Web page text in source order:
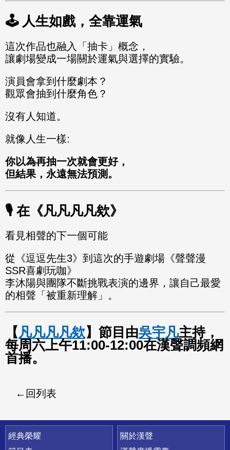
🕹️ 人生如戲，全靠運氣
這次作品也融入「抽卡」概念，
讓劇場變成一場關於運氣與選擇的實驗。
演員會拿到什麼劇本？
觀眾會抽到什麼角色？
沒有人知道。
就像人生一樣:
你以為再抽一次就會更好，
但結果，永遠無法預測。
🎙️ 在《凡凡凡凡欸》
看見相聲的下一個可能
從《逗逗先生3》到這次的手遊劇場《聲聲漫
SSR喜劇玩咖》
李沐陽與團隊不斷挑戰表演的邊界，讓自己最愛
的相聲「被重新理解」。
【凡凡凡凡欸】節目由吳宇凡主持，
每周六上午11:00-12:00在漢聲調頻網
首播。
回列表
快速連結
經典榮耀
關於漢聲